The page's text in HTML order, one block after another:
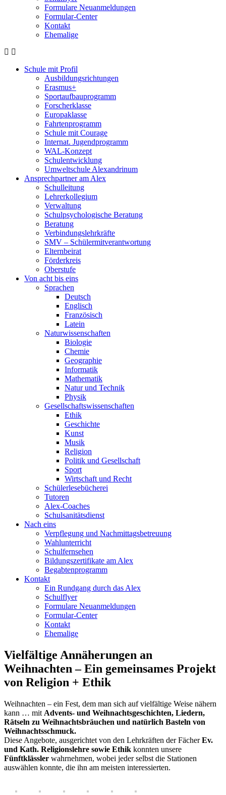
Formulare Neuanmeldungen
Formular-Center
Kontakt
Ehemalige
Schule mit Profil
Ausbildungsrichtungen
Erasmus+
Sportaufbauprogramm
Forscherklasse
Europaklasse
Fahrtenprogramm
Schule mit Courage
Internat. Jugendprogramm
WAL-Konzept
Schulentwicklung
Umweltschule Alexandrinum
Ansprechpartner am Alex
Schulleitung
Lehrerkollegium
Verwaltung
Schulpsychologische Beratung
Beratung
Verbindungslehrkräfte
SMV – Schülermitverantwortung
Elternbeirat
Förderkreis
Oberstufe
Von acht bis eins
Sprachen
Deutsch
Englisch
Französisch
Latein
Naturwissenschaften
Biologie
Chemie
Geographie
Informatik
Mathematik
Natur und Technik
Physik
Gesellschaftswissenschaften
Ethik
Geschichte
Kunst
Musik
Religion
Politik und Gesellschaft
Sport
Wirtschaft und Recht
Schülerlesebücherei
Tutoren
Alex-Coaches
Schulsanitätsdienst
Nach eins
Verpflegung und Nachmittagsbetreuung
Wahlunterricht
Schulfernsehen
Bildungszertifikate am Alex
Begabtenprogramm
Kontakt
Ein Rundgang durch das Alex
Schulflyer
Formulare Neuanmeldungen
Formular-Center
Kontakt
Ehemalige
Vielfältige Annäherungen an
Weihnachten – Ein gemeinsames Projekt
von Religion + Ethik
Weihnachten – ein Fest, dem man sich auf vielfältige Weise nähern
kann … mit Advents- und Weihnachtsgeschichten, Liedern,
Rätseln zu Weihnachtsbräuchen und natürlich Basteln von
Weihnachtsschmuck.
Diese Angebote, ausgerichtet von den Lehrkräften der FächerEv.
und Kath. Religionslehre sowie Ethik konnten unsere
Fünftklässler wahrnehmen, wobei jeder selbst die Stationen
auswählen konnte, die ihn am meisten interessierten.